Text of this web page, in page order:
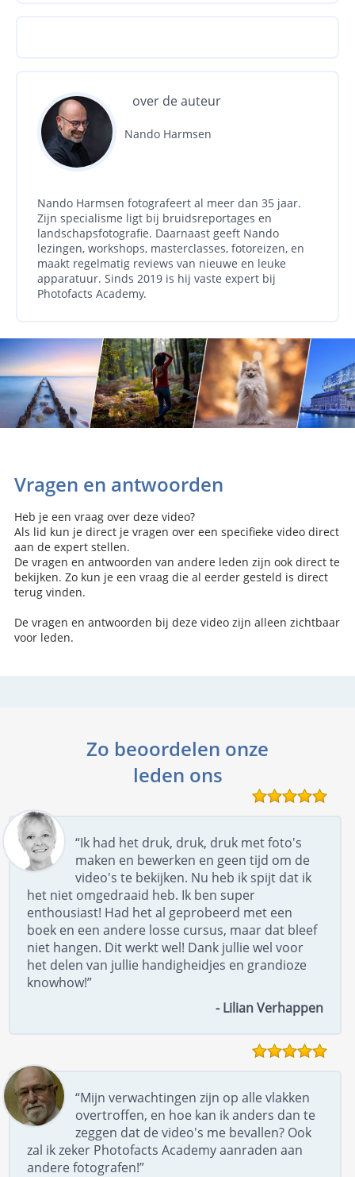
over de auteur
Nando Harmsen
Nando Harmsen fotografeert al meer dan 35 jaar.
Zijn specialisme ligt bij bruidsreportages en
landschapsfotografie. Daarnaast geeft Nando
lezingen, workshops, masterclasses, fotoreizen, en
maakt regelmatig reviews van nieuwe en leuke
apparatuur. Sinds 2019 is hij vaste expert bij
Photofacts Academy.
Vragen en antwoorden
Heb je een vraag over deze video?
Als lid kun je direct je vragen over een specifieke video direct
aan de expert stellen.
De vragen en antwoorden van andere leden zijn ook direct te
bekijken. Zo kun je een vraag die al eerder gesteld is direct
terug vinden.
De vragen en antwoorden bij deze video zijn alleen zichtbaar
voor leden.
Zo beoordelen onze
leden ons
“Ik had het druk, druk, druk met foto's
maken en bewerken en geen tijd om de
video's te bekijken. Nu heb ik spijt dat ik
het niet omgedraaid heb. Ik ben super
enthousiast! Had het al geprobeerd met een
boek en een andere losse cursus, maar dat bleef
niet hangen. Dit werkt wel! Dank jullie wel voor
het delen van jullie handigheidjes en grandioze
knowhow!”
- Lilian Verhappen
“Mijn verwachtingen zijn op alle vlakken
overtroffen, en hoe kan ik anders dan te
zeggen dat de video's me bevallen? Ook
zal ik zeker Photofacts Academy aanraden aan
andere fotografen!”